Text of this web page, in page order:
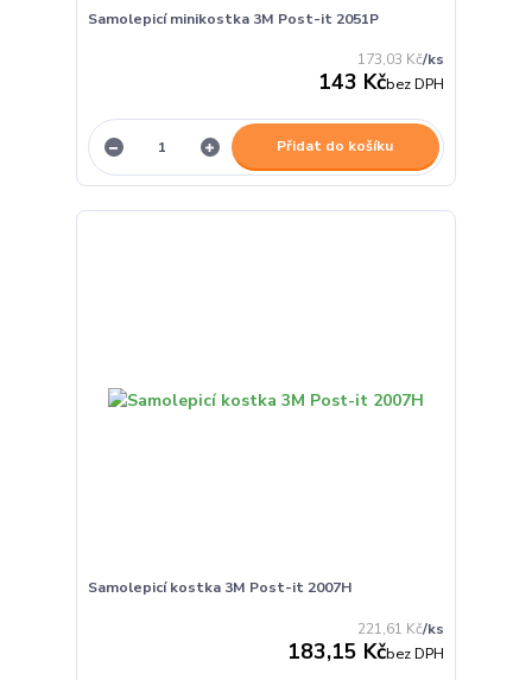
Samolepicí minikostka 3M Post-it 2051P
173,03 Kč/ks
143 Kčbez DPH
Přidat do košíku
Samolepicí kostka 3M Post-it 2007H
221,61 Kč/ks
183,15 Kčbez DPH